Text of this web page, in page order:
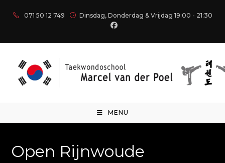
071 50 12 749 Dinsdag, Donderdag & Vrijdag 19:00 - 21:30
MENU
Open Rijnwoude